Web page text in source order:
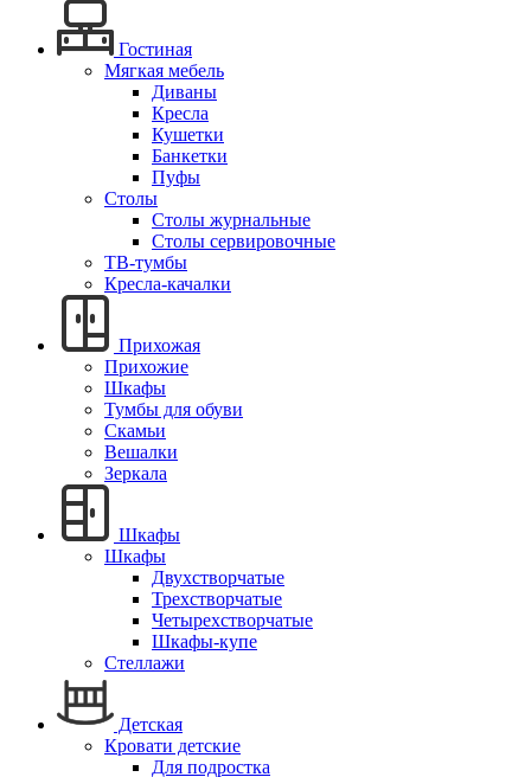
Гостиная
Мягкая мебель
Диваны
Кресла
Кушетки
Банкетки
Пуфы
Столы
Столы журнальные
Столы сервировочные
ТВ-тумбы
Кресла-качалки
Прихожая
Прихожие
Шкафы
Тумбы для обуви
Скамьи
Вешалки
Зеркала
Шкафы
Шкафы
Двухстворчатые
Трехстворчатые
Четырехстворчатые
Шкафы-купе
Стеллажи
Детская
Кровати детские
Для подростка